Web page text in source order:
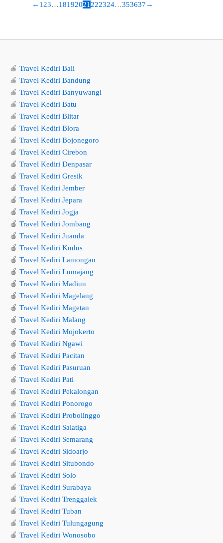
← 1 23…18192021 222324…353637 →
🍎 Travel Kediri Bali
🍎 Travel Kediri Bandung
🍎 Travel Kediri Banyuwangi
🍎 Travel Kediri Batu
🍎 Travel Kediri Blitar
🍎 Travel Kediri Blora
🍎 Travel Kediri Bojonegoro
🍎 Travel Kediri Cirebon
🍎 Travel Kediri Denpasar
🍎 Travel Kediri Gresik
🍎 Travel Kediri Jember
🍎 Travel Kediri Jepara
🍎 Travel Kediri Jogja
🍎 Travel Kediri Jombang
🍎 Travel Kediri Juanda
🍎 Travel Kediri Kudus
🍎 Travel Kediri Lamongan
🍎 Travel Kediri Lumajang
🍎 Travel Kediri Madiun
🍎 Travel Kediri Magelang
🍎 Travel Kediri Magetan
🍎 Travel Kediri Malang
🍎 Travel Kediri Mojokerto
🍎 Travel Kediri Ngawi
🍎 Travel Kediri Pacitan
🍎 Travel Kediri Pasuruan
🍎 Travel Kediri Pati
🍎 Travel Kediri Pekalongan
🍎 Travel Kediri Ponorogo
🍎 Travel Kediri Probolinggo
🍎 Travel Kediri Salatiga
🍎 Travel Kediri Semarang
🍎 Travel Kediri Sidoarjo
🍎 Travel Kediri Situbondo
🍎 Travel Kediri Solo
🍎 Travel Kediri Surabaya
🍎 Travel Kediri Trenggalek
🍎 Travel Kediri Tuban
🍎 Travel Kediri Tulungagung
🍎 Travel Kediri Wonosobo